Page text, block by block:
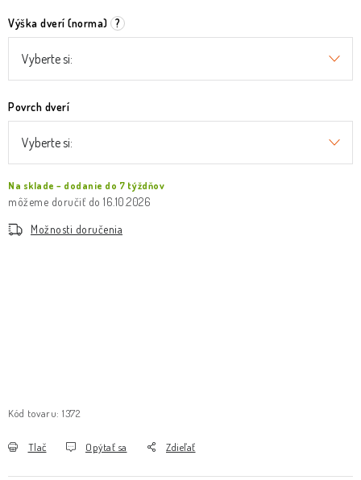
Výška dverí (norma) ?
Povrch dverí
Na sklade – dodanie do 7 týždňov
16.10.2026
Možnosti doručenia
Kód tovaru: 1372
Tlač Opýtať sa Zdieľať